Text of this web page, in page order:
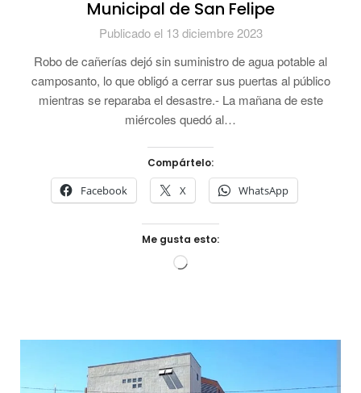
Municipal de San Felipe
Publicado el 13 diciembre 2023
Robo de cañerías dejó sin suministro de agua potable al
camposanto, lo que obligó a cerrar sus puertas al público
mientras se reparaba el desastre.- La mañana de este
miércoles quedó al…
Compártelo:
Facebook X WhatsApp
Me gusta esto:
Cargando...